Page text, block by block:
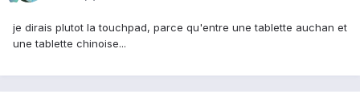
je dirais plutot la touchpad, parce qu'entre une tablette auchan et
une tablette chinoise...